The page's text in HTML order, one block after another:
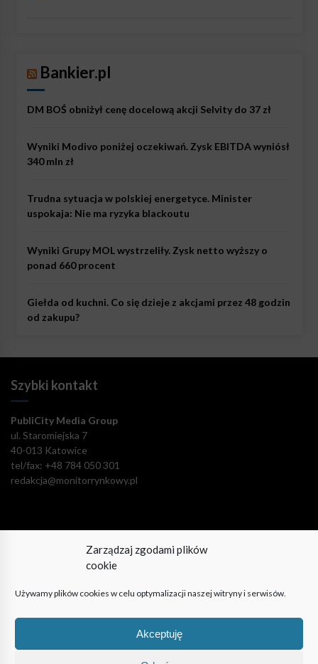
Zarządzaj zgodami plików
cookie
Używamy plików cookies w celu optymalizacji naszej witryny i serwisów.
Akceptuję
Bankier.pl
DM BOŚ obniżył cenę docelową akcji Selvity do 37 zł
Wyniki Modivo poniżej oczekiwań. Zysk EBITDA wyniósł
340 mln zł
Trudna sytuacja w polskiej energetyce. Minister
uspokaja: Nie ma ryzyka blackoutu
Wyniki Grupy MOL wystrzeliły. Zysk netto wyższy o
ponad 660 procent
Giełda od kuchni. Co się dzieje z akcjami przez 48 godzin
od zakupu?
Szybki kontakt
PubliCity Media Group
ul. Staromiejska 7
40-013 Katowice
tel/fax: +48 784 050 301
redakcja@monitorrynkowy.pl
Pozostańmy w kontakcie!
© PubliCity Media Group 2009-2024. Wszystkie prawa